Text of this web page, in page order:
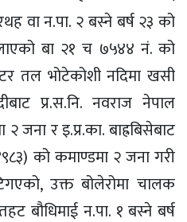
वा न.पा. २ बस्ने बर्ष २३ को
बा २१ च ७५४४ नं. को
तल भोटेकोशी नदिमा खसी
प्र.स.नि. नवराज नेपाल
जना र इ.प्र.का. बाह्रबिसेबाट
को कमाण्डमा २ जना गरी
उक्त बोलेरोमा चालक
बौधिमाई न.पा. १ बस्ने बर्ष